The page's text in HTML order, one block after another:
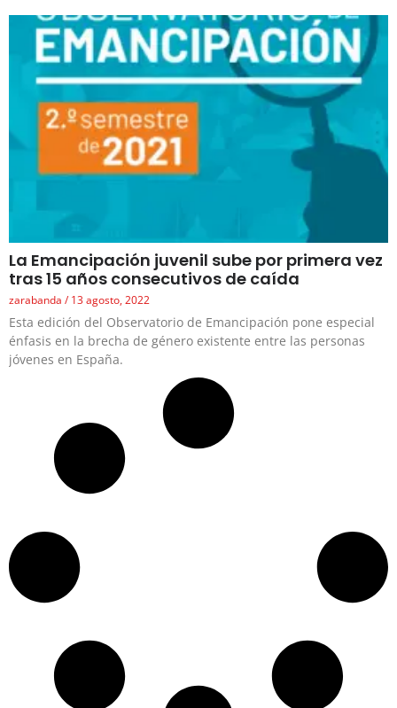
La Emancipación juvenil sube por primera vez
tras 15 años consecutivos de caída
zarabanda 13 agosto, 2022
Esta edición del Observatorio de Emancipación pone especial
énfasis en la brecha de género existente entre las personas
jóvenes en España.